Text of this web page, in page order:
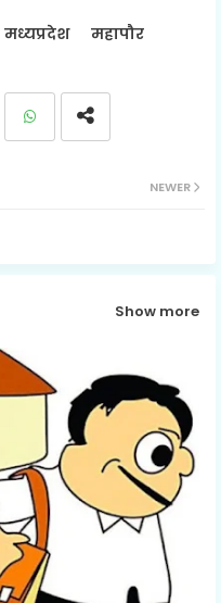
मध्यप्रदेश
महापौर
NEWER
Show more